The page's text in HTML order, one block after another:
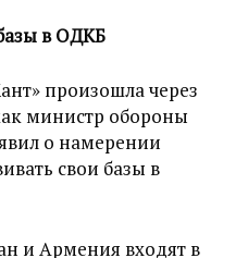
в ОДКБ
произошла через
министр обороны
о намерении
свои базы в
и Армения входят в